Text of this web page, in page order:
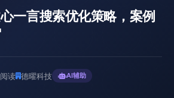
一言搜索优化策略，案例
读 德曜科技 AI辅助